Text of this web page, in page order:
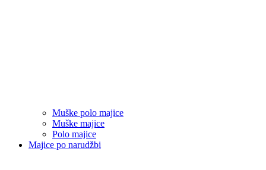
Muške polo majice
Muške majice
Polo majice
Majice po narudžbi